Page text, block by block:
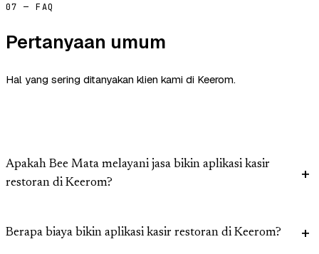
07 — FAQ
Pertanyaan umum
Hal yang sering ditanyakan klien kami di Keerom.
Apakah Bee Mata melayani jasa bikin aplikasi kasir
restoran di Keerom?
Berapa biaya bikin aplikasi kasir restoran di Keerom?